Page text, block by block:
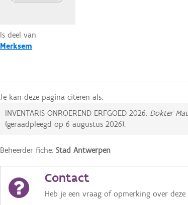
Is deel van
Merksem
Je kan deze pagina citeren als:
INVENTARIS ONROEREND ERFGOED 2026: Dokter
(geraadpleegd op6 augustus 2026).
Beheerder fiche:Stad Antwerpen
Contact
Heb je een vraag of opmerking over deze